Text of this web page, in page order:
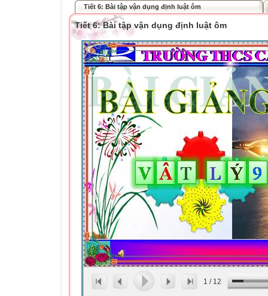
Tiết 6: Bài tập vận dụng định luật ôm
Tiết 6: Bài tập vận dụng định luật ôm
1 / 12